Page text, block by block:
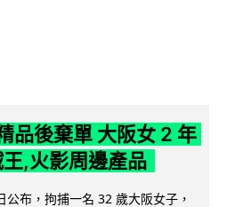
品後棄單 大阪女 2 年
,火影周邊產品
布，拘捕一名 32 歲大阪女子，